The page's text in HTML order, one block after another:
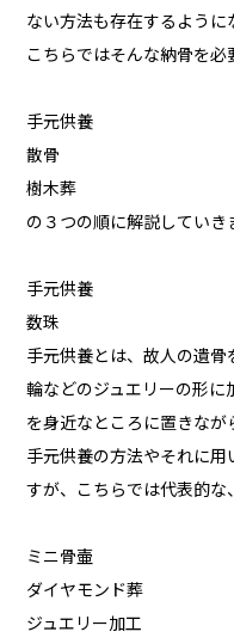
ない方法も存在するように
こちらではそんな納骨を必
手元供養
散骨
樹木葬
の３つの順に解説していき
手元供養
数珠
手元供養とは、故人の遺
輪などのジュエリーの形に
を身近なところに置きなが
手元供養の方法やそれに
すが、こちらでは代表的な、
ミニ骨壷
ダイヤモンド葬
ジュエリー加工